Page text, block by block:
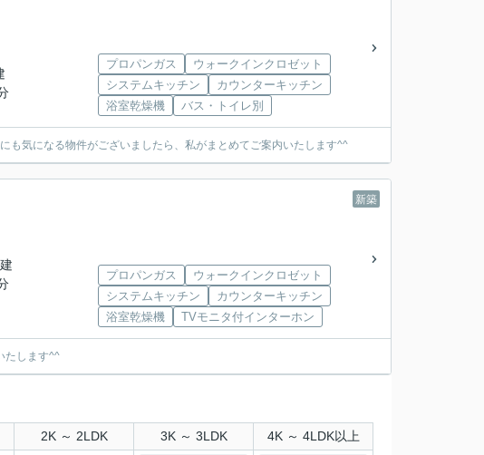
プロパンガス
ウォークインクロゼット
システムキッチン
カウンターキッチン
浴室乾燥機
バス・トイレ別
も気になる物件がございましたら、私がまとめてご案内いたします^^
新築
プロパンガス
ウォークインクロゼット
システムキッチン
カウンターキッチン
浴室乾燥機
TVモニタ付インターホン
たします^^
2K ～ 2LDK 3K ～ 3LDK 4K ～ 4LDK以上